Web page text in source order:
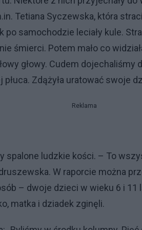
Tetiana Syczewska, która
po samochodzie leciały kule.
śmierci. Potem mało co
głowy. Cudem
płuca. Zdążyła uratować swoje
Reklama
spalone ludzkie kości. – To
W raporcie można
– dwoje dzieci w wieku 6 i 11
matka i dziadek zginęli.